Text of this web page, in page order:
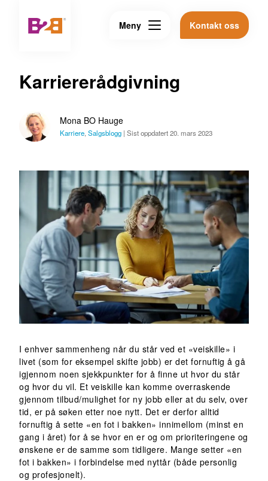
Meny Kontakt oss
Karriererådgivning
Mona BO Hauge
Karriere, Salgsblogg | Sist oppdatert 20. mars 2023
I enhver sammenheng når du står ved et «veiskille» i
livet (som for eksempel skifte jobb) er det fornuftig å gå
igjennom noen sjekkpunkter for å finne ut hvor du står
og hvor du vil. Et veiskille kan komme overraskende
gjennom tilbud/mulighet for ny jobb eller at du selv, over
tid, er på søken etter noe nytt. Det er derfor alltid
fornuftig å sette «en fot i bakken» innimellom (minst en
gang i året) for å se hvor en er og om prioriteringene og
ønskene er de samme som tidligere. Mange setter «en
fot i bakken» i forbindelse med nyttår (både personlig
og profesjonelt).